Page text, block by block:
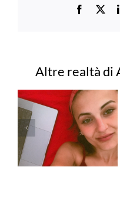
Facebook
Progetti correlati